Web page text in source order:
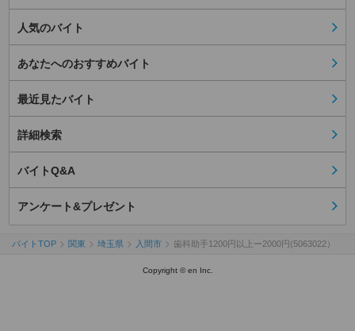
人気のバイト
あなたへのおすすめバイト
最近見たバイト
詳細検索
バイトQ&A
アンケート&プレゼント
バイトTOP 関東 埼玉県 入間市 歯科助手1200円以上ー2000円(5063022）
Copyright © en Inc.